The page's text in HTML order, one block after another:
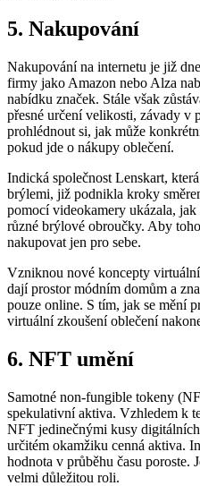
5. Nakupování
Nakupování na internetu je již
firmy jako Amazon nebo Alza
nabídku značek. Stále však
přesné určení velikosti, závady v
prohlédnout si, jak může
pokud jde o nákupy oblečení.
Indická společnost Lenskart,
brýlemi, již podnikla kroky
pomocí videokamery ukázala,
různé brýlové obroučky. Aby
nakupovat jen pro sebe.
Vzniknou nové koncepty
dají prostor módním domům a
pouze online. S tím, jak se mění
virtuální zkoušení oblečení
6. NFT umění
Samotné non-fungible tokeny
spekulativní aktiva. Vzhledem k
NFT jedinečnými kusy
určitém okamžiku cenná aktiva.
hodnota v průběhu času poroste.
velmi důležitou roli.